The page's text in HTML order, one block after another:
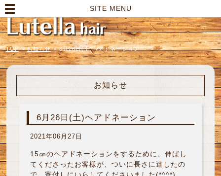
SITE MENU
TOP > お知らせ > 6月26日(土)ヘアドネーション
お知らせ
6月26日(土)ヘアドネーション
2021年06月27日
15㎝のヘアドネーションをするために、伸ばし
てくださったお客様が、ついに長さに達したの